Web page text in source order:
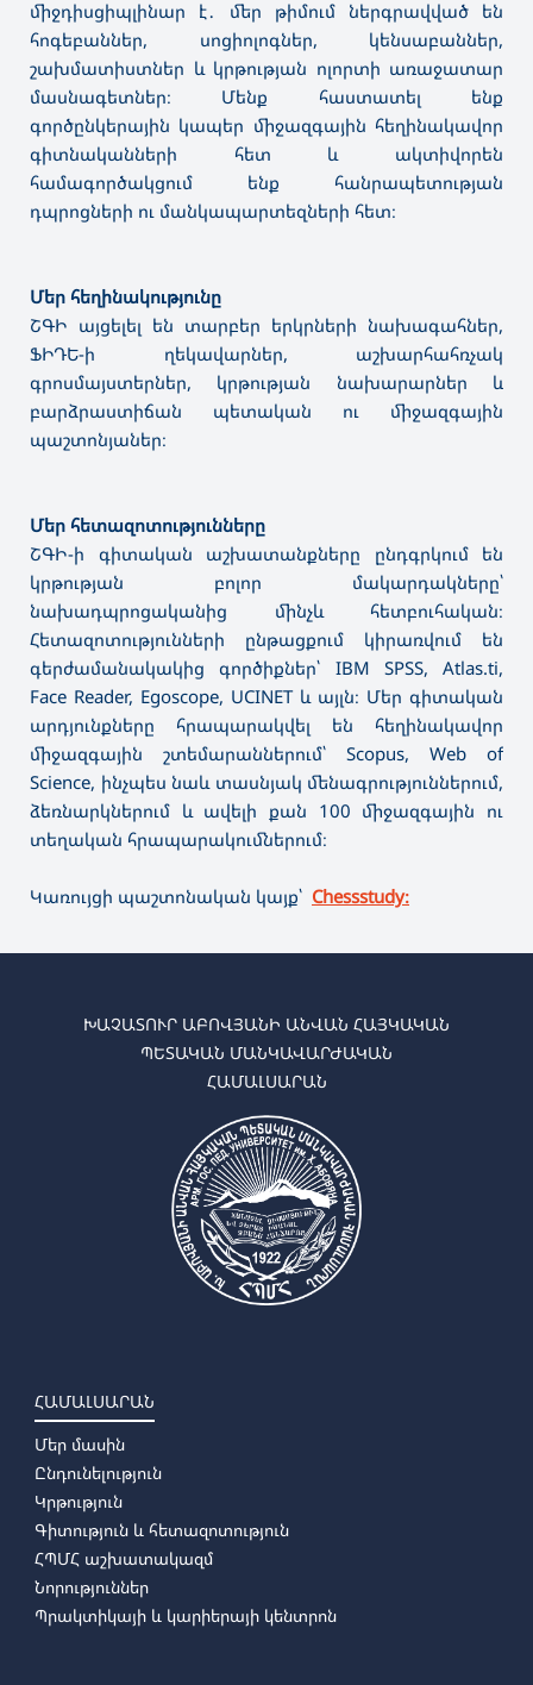
միջդիսցիպլինար է․ մեր թիմում ներգրավված են
հոգեբաններ, սոցիոլոգներ, կենսաբաններ,
շախմատիստներ և կրթության ոլորտի առաջատար
մասնագետներ։ Մենք հաստատել ենք
գործընկերային կապեր միջազգային հեղինակավոր
գիտնականների հետ և ակտիվորեն
համագործակցում ենք հանրապետության
դպրոցների ու մանկապարտեզների հետ։
Մեր հեղինակությունը
ՇԳԻ այցելել են տարբեր երկրների նախագահներ,
ՖԻԴԵ-ի ղեկավարներ, աշխարհահռչակ
գրոսմայստերներ, կրթության նախարարներ և
բարձրաստիճան պետական ու միջազգային
պաշտոնյաներ։
Մեր հետազոտությունները
ՇԳԻ-ի գիտական աշխատանքները ընդգրկում են
կրթության բոլոր մակարդակները՝
նախադպրոցականից մինչև հետբուհական։
Հետազոտությունների ընթացքում կիրառվում են
գերժամանակակից գործիքներ՝ IBM SPSS, Atlas.ti,
Face Reader, Egoscope, UCINET և այլն։ Մեր գիտական
արդյունքները հրապարակվել են հեղինակավոր
միջազգային շտեմարաններում՝ Scopus, Web of
Science, ինչպես նաև տասնյակ մենագրություններում,
ձեռնարկներում և ավելի քան 100 միջազգային ու
տեղական հրապարակումներում։
Կառույցի պաշտոնական կայք՝ Chessstudy։
ԽԱՉԱՏՈՒՐ ԱԲՈՎՅԱՆԻ ԱՆՎԱՆ ՀԱՅԿԱԿԱՆ
ՊԵՏԱԿԱՆ ՄԱՆԿԱՎԱՐԺԱԿԱՆ
ՀԱՄԱԼՍԱՐԱՆ
ՀԱՄԱԼՍԱՐԱՆ
Մեր մասին
Ընդունելություն
Կրթություն
Գիտություն և հետազոտություն
ՀՊՄՀ աշխատակազմ
Նորություններ
Պրակտիկայի և կարիերայի կենտրոն